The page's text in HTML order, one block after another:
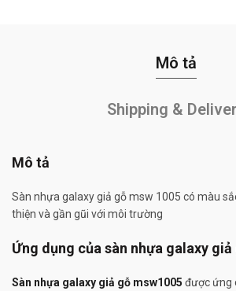
Mô tả
Shipping &
Mô tả
Sàn nhựa galaxy giả gỗ msw 1005 có màu
thiện và gần gũi với môi trường
Ứng dụng của sàn nhựa galaxy giả
Sàn nhựa galaxy giả gỗ msw1005 được ứng